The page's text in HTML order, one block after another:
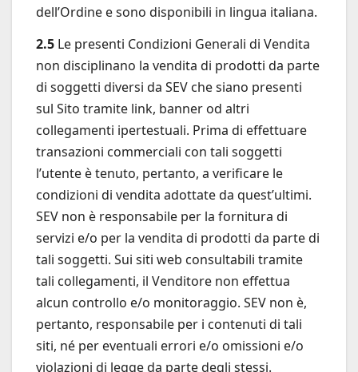
dell’Ordine e sono disponibili in lingua italiana.
2.5 Le presenti Condizioni Generali di Vendita
non disciplinano la vendita di prodotti da parte
di soggetti diversi da SEV che siano presenti
sul Sito tramite link, banner od altri
collegamenti ipertestuali. Prima di effettuare
transazioni commerciali con tali soggetti
l’utente è tenuto, pertanto, a verificare le
condizioni di vendita adottate da quest’ultimi.
SEV non è responsabile per la fornitura di
servizi e/o per la vendita di prodotti da parte di
tali soggetti. Sui siti web consultabili tramite
tali collegamenti, il Venditore non effettua
alcun controllo e/o monitoraggio. SEV non è,
pertanto, responsabile per i contenuti di tali
siti, né per eventuali errori e/o omissioni e/o
violazioni di legge da parte degli stessi.